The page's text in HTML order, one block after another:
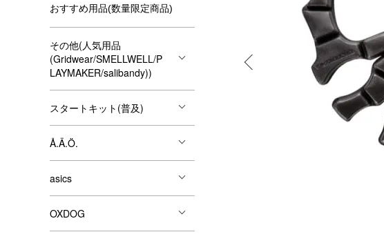
おすすめ用品(数量限定商品)
その他(人気用品
(Gridwear/SMELLWELL/P
LAYMAKER/salibandy))
スタートキット(普及)
Å.Ä.Ö.
asics
OXDOG